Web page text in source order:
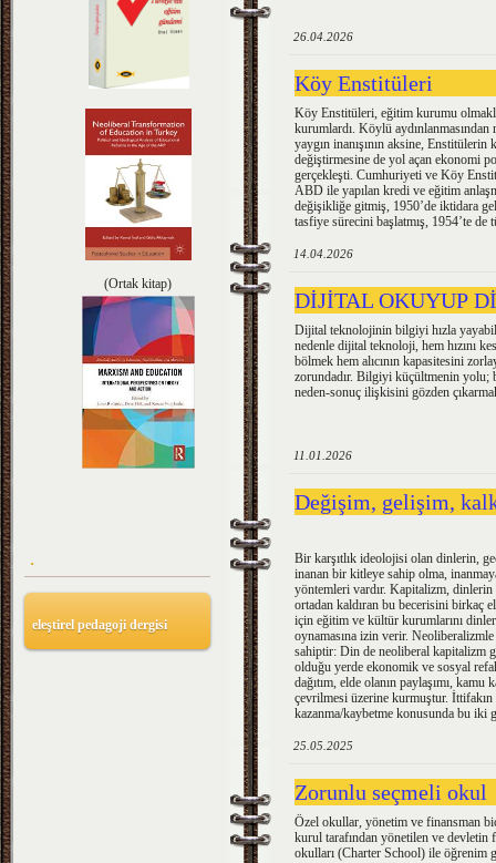
(Ortak kitap)
.
eleştirel pedagoji dergisi
26.04.2026
Köy Enstitüleri
Köy Enstitüleri, eğitim kurumu
kurumlardı. Köylü aydınlanmasından
yaygın inanışının aksine, Enstitülerin
değiştirmesine de yol açan ekonomi
gerçekleşti. Cumhuriyeti ve Köy
ABD ile yapılan kredi ve eğitim
değişikliğe gitmiş, 1950’de iktidara
tasfiye sürecini başlatmış, 1954’te de
14.04.2026
DİJİTAL OKUYUP
Dijital teknolojinin bilgiyi hızla
nedenle dijital teknoloji, hem hızını
bölmek hem alıcının kapasitesini
zorundadır. Bilgiyi küçültmenin yolu;
neden-sonuç ilişkisini gözden
11.01.2026
Değişim, gelişim,
Bir karşıtlık ideolojisi olan dinlerin,
inanan bir kitleye sahip olma,
yöntemleri vardır. Kapitalizm,
ortadan kaldıran bu becerisini birkaç
için eğitim ve kültür kurumlarını
oynamasına izin verir. Neoliberalizmle
sahiptir: Din de neoliberal kapitalizm
olduğu yerde ekonomik ve sosyal
dağıtım, elde olanın paylaşımı, kamu
çevrilmesi üzerine kurmuştur.
kazanma/kaybetme konusunda bu iki
25.05.2025
Zorunlu seçmeli okul
Özel okullar, yönetim ve finansman
kurul tarafından yönetilen ve devletin
okulları (Charter School) ile öğrenim